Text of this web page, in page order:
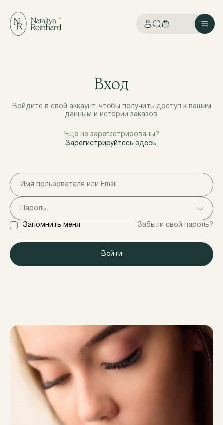
Вход
Войдите в свой аккаунт, чтобы получить доступ к вашим
данным и истории заказов.
Еще не зарегистрированы?
Зарегистрируйтесь здесь.
Запомнить меня Забыли свой пароль?
Войти